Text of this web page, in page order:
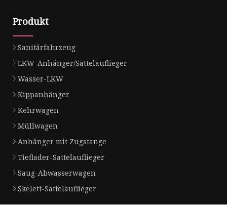
Produkt
Sanitärfahrzeug
LKW-Anhänger/Sattelauflieger
Wasser-LKW
Kippanhänger
Kehrwagen
Müllwagen
Anhänger mit Zugstange
Tieflader-Sattelauflieger
Saug-Abwasserwagen
Skelett-Sattelauflieger